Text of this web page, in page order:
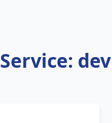
Service: